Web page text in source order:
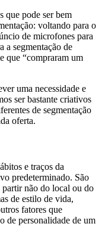
que pode ser bem
voltando para o
de microfones para
a segmentação de
que “compraram um
uma necessidade e
ser bastante criativos
de segmentação
oferta.
e traços da
predeterminado. São
partir não do local ou do
de estilo de vida,
fatores que
de personalidade de um